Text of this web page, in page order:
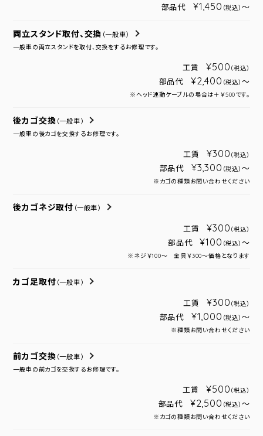
部品代 ¥1,450 （税込） ～
両立スタンド取付、交換 （一般車）
一般車の両立スタンドを取付、交換をするお修理です。
工賃 ¥500 （税込）
部品代 ¥2,400 （税込） ～
※ヘッド連動ケーブルの場合は＋￥500です。
後カゴ交換 （一般車）
一般車の後カゴを交換するお修理です。
工賃 ¥300 （税込）
部品代 ¥3,300 （税込） ～
※カゴの種類お問い合わせください
後カゴネジ取付 （一般車）
工賃 ¥300 （税込）
部品代 ¥100 （税込） ～
※ネジ￥100～ 金具￥300～価格となります
カゴ足取付 （一般車）
工賃 ¥300 （税込）
部品代 ¥1,000 （税込） ～
※種類お問い合わせください
前カゴ交換 （一般車）
一般車の前カゴを交換するお修理です。
工賃 ¥500 （税込）
部品代 ¥2,500 （税込） ～
※カゴの種類お問い合わせください